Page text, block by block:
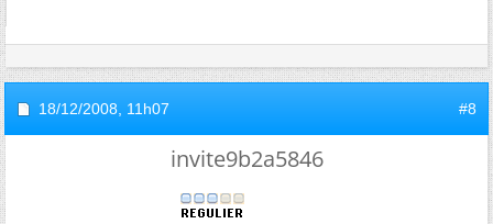
18/12/2008, 11h07 #8
invite9b2a5846